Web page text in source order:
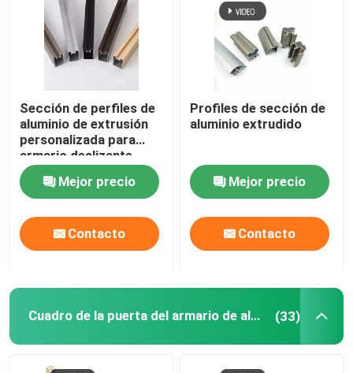
Sección de perfiles de
aluminio de extrusión
personalizada para
armario deslizante
Mejor precio
Contacto
Profiles de sección de
aluminio extrudido
Mejor precio
Contacto
Cuadro de la puerta del armario de aluminio (33)